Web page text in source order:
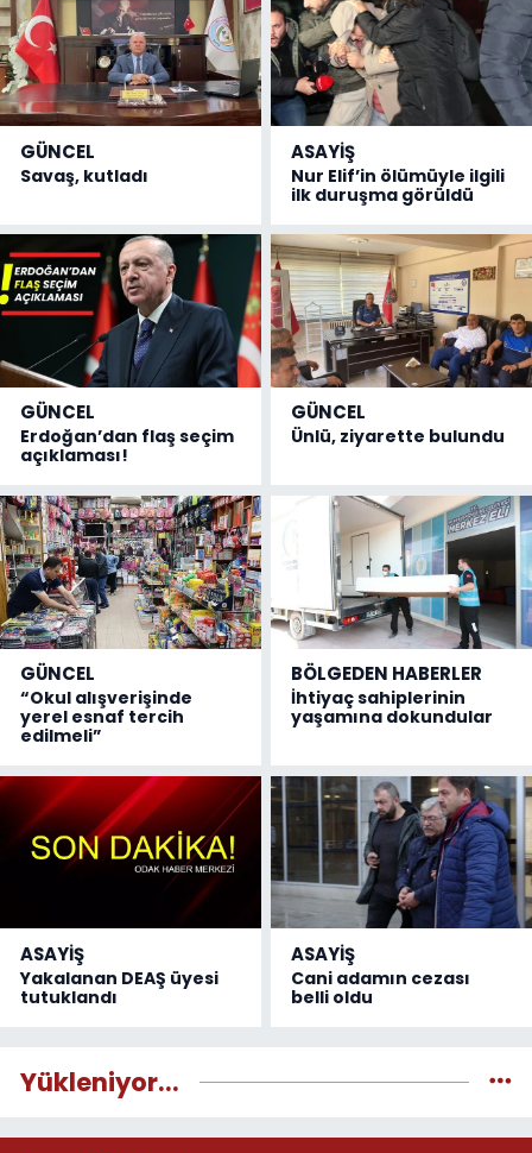
GÜNCEL
Savaş, kutladı
ASAYİŞ
Nur Elif’in ölümüyle ilgili
ilk duruşma görüldü
GÜNCEL
Erdoğan’dan flaş seçim
açıklaması!
GÜNCEL
Ünlü, ziyarette bulundu
GÜNCEL
“Okul alışverişinde
yerel esnaf tercih
edilmeli”
BÖLGEDEN HABERLER
İhtiyaç sahiplerinin
yaşamına dokundular
ASAYİŞ
Yakalanan DEAŞ üyesi
tutuklandı
ASAYİŞ
Cani adamın cezası
belli oldu
Yükleniyor...